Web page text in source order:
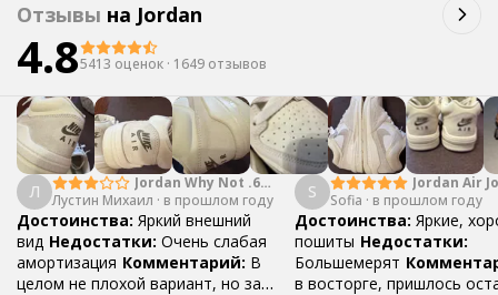
Отзывы на Jordan
4.85413 оценок · 1649 отзывов
Л
Jordan Why Not .6
"Bright Crimson" PF
Лустин Михаил · в прошлом году
Достоинства: Яркий внешний
вид Недостатки: Очень слабая
амортизация Комментарий: В
целом не плохой вариант, но за
S
Jordan Air
Mid SE
Sofia · в прошлом году
Достоинства: Яркие,
пошиты Недостатки:
Большемерят
в восторге, пришлось